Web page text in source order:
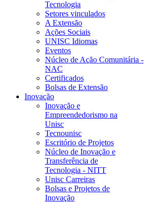
Tecnologia
Setores vinculados
A Extensão
Ações Sociais
UNISC Idiomas
Eventos
Núcleo de Ação Comunitária -
NAC
Certificados
Bolsas de Extensão
Inovação
Inovação e
Empreendedorismo na
Unisc
Tecnounisc
Escritório de Projetos
Núcleo de Inovação e
Transferência de
Tecnologia - NITT
Unisc Carreiras
Bolsas e Projetos de
Inovação